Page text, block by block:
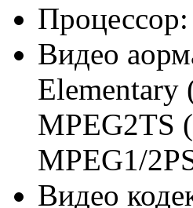
Видео
MPEG2TS
MPEG1/
Видео